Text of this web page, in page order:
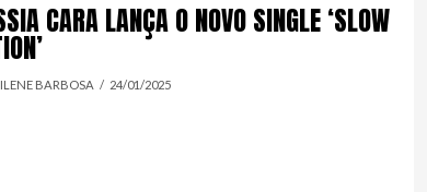
CARA LANÇA O NOVO SINGLE ‘SLOW
BARBOSA 24/01/2025